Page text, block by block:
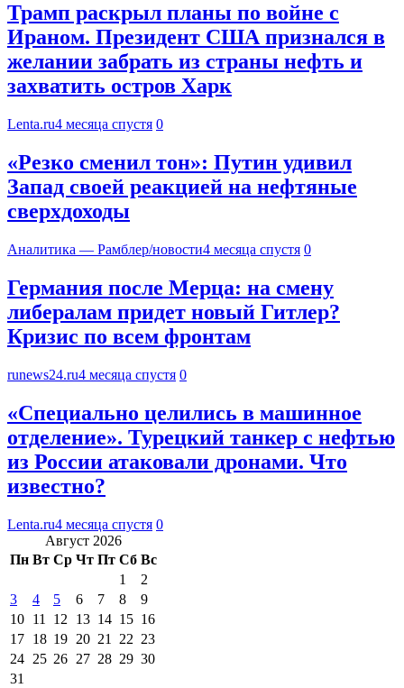
Трамп раскрыл планы по войне с
Ираном. Президент США признался в
желании забрать из страны нефть и
захватить остров Харк
Lenta.ru4 месяца спустя 0
«Резко сменил тон»: Путин удивил
Запад своей реакцией на нефтяные
сверхдоходы
Аналитика — Рамблер/новости4 месяца спустя 0
Германия после Мерца: на смену
либералам придет новый Гитлер?
Кризис по всем фронтам
runews24.ru4 месяца спустя 0
«Специально целились в машинное
отделение». Турецкий танкер с нефтью
из России атаковали дронами. Что
известно?
Lenta.ru4 месяца спустя 0
Август 2026
Пн Вт Ср Чт Пт Сб Вс
1
2
3
4 5 6 7 8
9
10 11 12 13 14 15 16
17 18 19 20 21 22 23
24 25 26 27 28 29 30
31